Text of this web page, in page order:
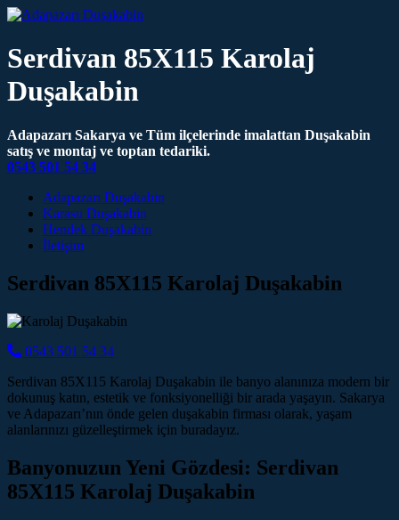
Serdivan 85X115 Karolaj
Duşakabin
Adapazarı Sakarya ve Tüm ilçelerinde imalattan Duşakabin
satış ve montaj ve toptan tedariki.
0543 501 54 34
Main Navigation
Adapazarı Duşakabin
Karasu Duşakabin
Hendek Duşakabin
İletişim
Serdivan 85X115 Karolaj Duşakabin
0543 501 54 34
Serdivan 85X115 Karolaj Duşakabin ile banyo alanınıza modern bir
dokunuş katın, estetik ve fonksiyonelliği bir arada yaşayın. Sakarya
ve Adapazarı’nın önde gelen duşakabin firması olarak, yaşam
alanlarınızı güzelleştirmek için buradayız.
Banyonuzun Yeni Gözdesi: Serdivan
85X115 Karolaj Duşakabin